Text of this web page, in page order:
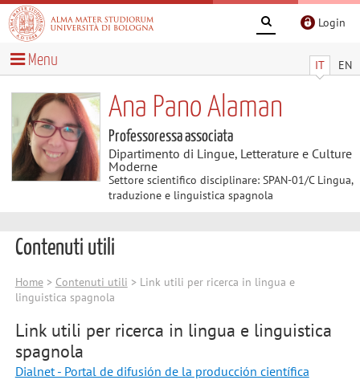
Login
IT EN
Menu
Ana Pano Alaman
Professoressa associata
Dipartimento di Lingue, Letterature e Culture
Moderne
Settore scientifico disciplinare: SPAN-01/C Lingua,
traduzione e linguistica spagnola
Contenuti utili
Home> Contenuti utili > Link utili per ricerca in lingua e
linguistica spagnola
Link utili per ricerca in lingua e linguistica
spagnola
Dialnet - Portal de difusión de la producción científica